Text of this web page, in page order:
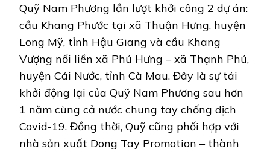
Quỹ Nam Phương lần lượt khởi công 2 dự án:
cầu Khang Phước tại xã Thuận Hưng, huyện
Long Mỹ, tỉnh Hậu Giang và cầu Khang
Vượng nối liền xã Phú Hưng – xã Thạnh Phú,
huyện Cái Nước, tỉnh Cà Mau. Đây là sự tái
khởi động lại của Quỹ Nam Phương sau hơn
1 năm cùng cả nước chung tay chống dịch
Covid-19. Đồng thời, Quỹ cũng phối hợp với
nhà sản xuất Dong Tay Promotion – thành